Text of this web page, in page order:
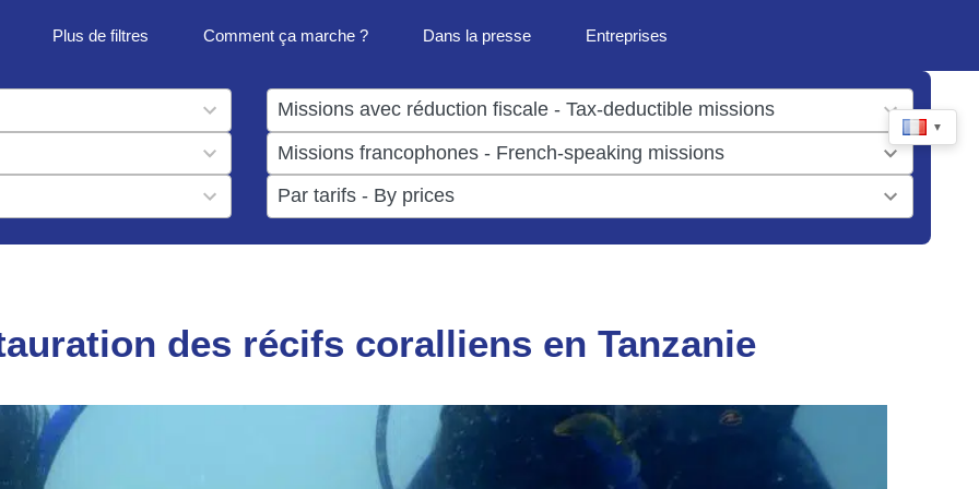
Plus de filtres Comment ça marche ? Dans la presse Entreprises
▼
result
available
result
available
results
available
des récifs coralliens en Tanzanie